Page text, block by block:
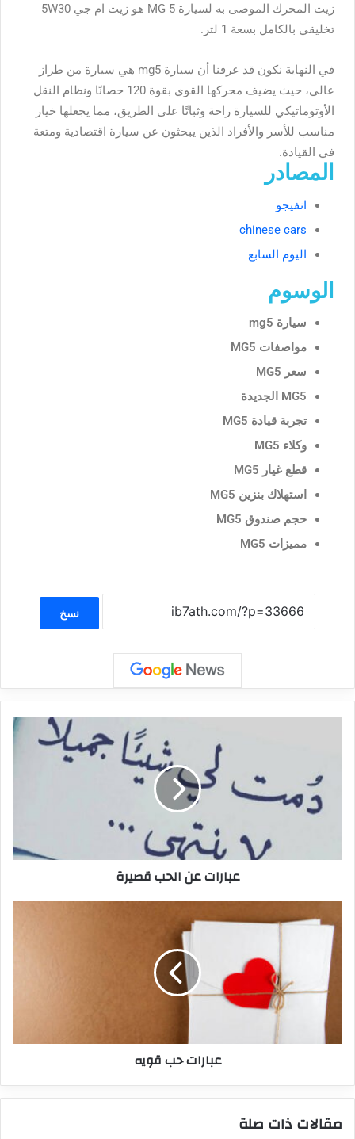
زيت المحرك الموصى به لسيارة MG 5 هو زيت ام جي 5W30
تخليقي بالكامل بسعة 1 لتر.
في النهاية نكون قد عرفنا أن
سيارة mg5 هي سيارة من طراز
عالي، حيث
يضيف محركها القوي بقوة 120 حصانًا ونظام النقل
الأوتوماتيكي للسيارة راحة وثباتًا على الطريق، مما يجعلها خيار
مناسب للأسر والأفراد الذين يبحثون عن سيارة اقتصادية ومتعة
في القيادة.
المصادر
انفيجو
chinese cars
اليوم السابع
الوسوم
سيارة mg5
مواصفات MG5
سعر MG5
MG5 الجديدة
تجربة قيادة MG5
وكلاء MG5
قطع غيار MG5
استهلاك بنزين MG5
حجم صندوق MG5
مميزات MG5
نسخ
عبارات عن الحب قصيرة
عبارات حب قويه
مقالات ذات صلة